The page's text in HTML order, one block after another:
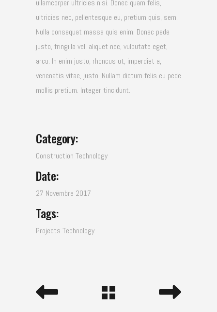
ullamcorper ultricies nisi. Donec quam felis,
ultricies nec, pellentesque eu, pretium quis, sem.
Nulla consequat massa quis enim. Donec pede
justo, fringilla vel, aliquet nec, vulputate eget,
arcu. In enim justo, rhoncus ut, imperdiet a,
venenatis vitae, justo. Nullam dictum felis eu pede
mollis pretium. Integer tincidunt.
Category:
Construction Technology
Date:
27 Novembre 2017
Tags:
Projects Technology